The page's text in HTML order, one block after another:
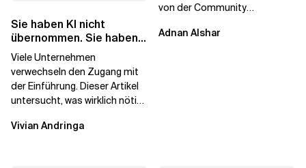
Sie haben KI nicht
übernommen. Sie haben
Lizenzen gekauft.
Viele Unternehmen
verwechseln den Zugang mit
der Einführung. Dieser Artikel
untersucht, was wirklich nötig
Wirkung...
Vivian Andringa
von der Community
Engineering voranzutreiben,
Adnan Alshar